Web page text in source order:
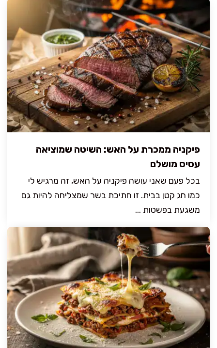
פיקניה ממכרת על האש: השיטה שמוציאה
עסיס מושלם
בכל פעם שאני עושה פיקניה על האש, זה מרגיש לי
כמו חג קטן בבית. זו חתיכת בשר שמצליחה להיות גם
משגעת בפשטות ...